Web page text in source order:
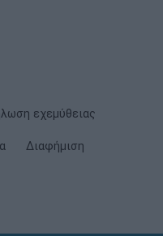
εχεμύθειας
Διαφήμιση